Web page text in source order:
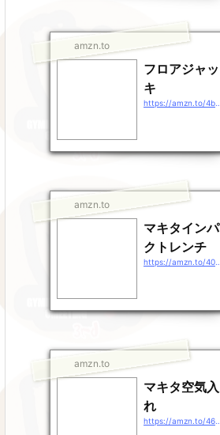
amzn.to
フロアジャッ
キ
amzn.to
マキタインパ
クトレンチ
amzn.to
マキタ空気入
れ